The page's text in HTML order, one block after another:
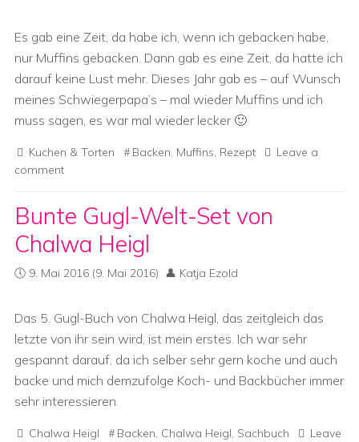
Es gab eine Zeit, da habe ich, wenn ich gebacken habe,
nur Muffins gebacken. Dann gab es eine Zeit, da hatte ich
darauf keine Lust mehr. Dieses Jahr gab es – auf Wunsch
meines Schwiegerpapa’s – mal wieder Muffins und ich
muss sagen, es war mal wieder lecker 🙂
Kuchen & Torten Backen, Muffins, Rezept
Leave a
comment
Bunte Gugl-Welt-Set von
Chalwa Heigl
9. Mai 2016 (9. Mai 2016) Katja Ezold
Das 5. Gugl-Buch von Chalwa Heigl, das zeitgleich das
letzte von ihr sein wird, ist mein erstes. Ich war sehr
gespannt darauf, da ich selber sehr gern koche und auch
backe und mich demzufolge Koch- und Backbücher immer
sehr interessieren.
Chalwa Heigl Backen, Chalwa Heigl, Sachbuch Leave